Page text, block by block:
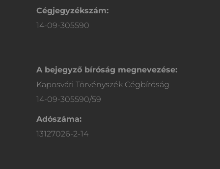
Cégjegyzékszám:
14-09-305590
A bejegyző bíróság megnevezése:
Kaposvári Törvényszék Cégbíróság
14-09-305590/59
Adószáma:
13127026-2-14